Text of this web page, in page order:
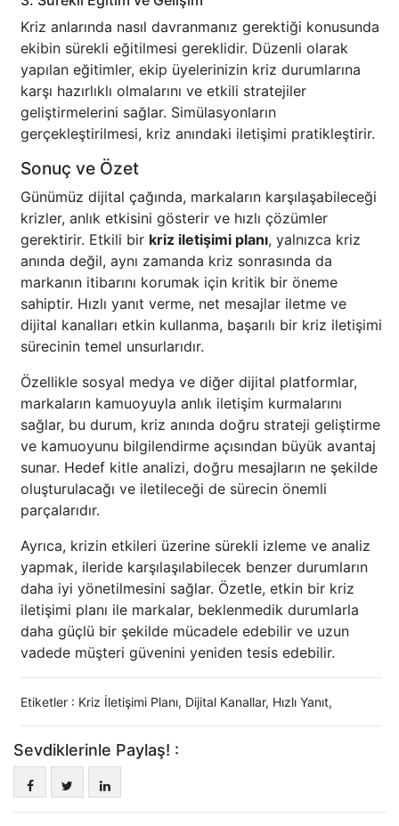
Kriz anlarında nasıl davranmanız gerektiği konusunda
ekibin sürekli eğitilmesi gereklidir. Düzenli olarak
yapılan eğitimler, ekip üyelerinizin kriz durumlarına
karşı hazırlıklı olmalarını ve etkili stratejiler
geliştirmelerini sağlar. Simülasyonların
gerçekleştirilmesi, kriz anındaki iletişimi pratikleştirir.
Sonuç ve Özet
Günümüz dijital çağında, markaların karşılaşabileceği
krizler, anlık etkisini gösterir ve hızlı çözümler
gerektirir. Etkili bir kriz iletişimi planı, yalnızca kriz
anında değil, aynı zamanda kriz sonrasında da
markanın itibarını korumak için kritik bir öneme
sahiptir. Hızlı yanıt verme, net mesajlar iletme ve
dijital kanalları etkin kullanma, başarılı bir kriz iletişimi
sürecinin temel unsurlarıdır.
Özellikle sosyal medya ve diğer dijital platformlar,
markaların kamuoyuyla anlık iletişim kurmalarını
sağlar, bu durum, kriz anında doğru strateji geliştirme
ve kamuoyunu bilgilendirme açısından büyük avantaj
sunar. Hedef kitle analizi, doğru mesajların ne şekilde
oluşturulacağı ve iletileceği de sürecin önemli
parçalarıdır.
Ayrıca, krizin etkileri üzerine sürekli izleme ve analiz
yapmak, ileride karşılaşılabilecek benzer durumların
daha iyi yönetilmesini sağlar. Özetle, etkin bir kriz
iletişimi planı ile markalar, beklenmedik durumlarla
daha güçlü bir şekilde mücadele edebilir ve uzun
vadede müşteri güvenini yeniden tesis edebilir.
Etiketler : Kriz İletişimi Planı, Dijital Kanallar, Hızlı Yanıt,
Sevdiklerinle Paylaş! :